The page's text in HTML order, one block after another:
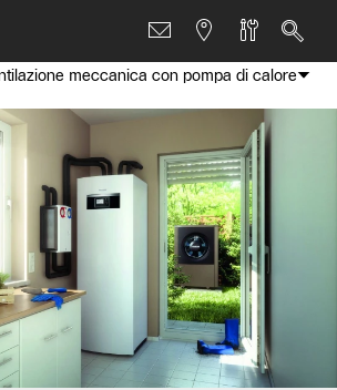
meccanica con pompa di calore